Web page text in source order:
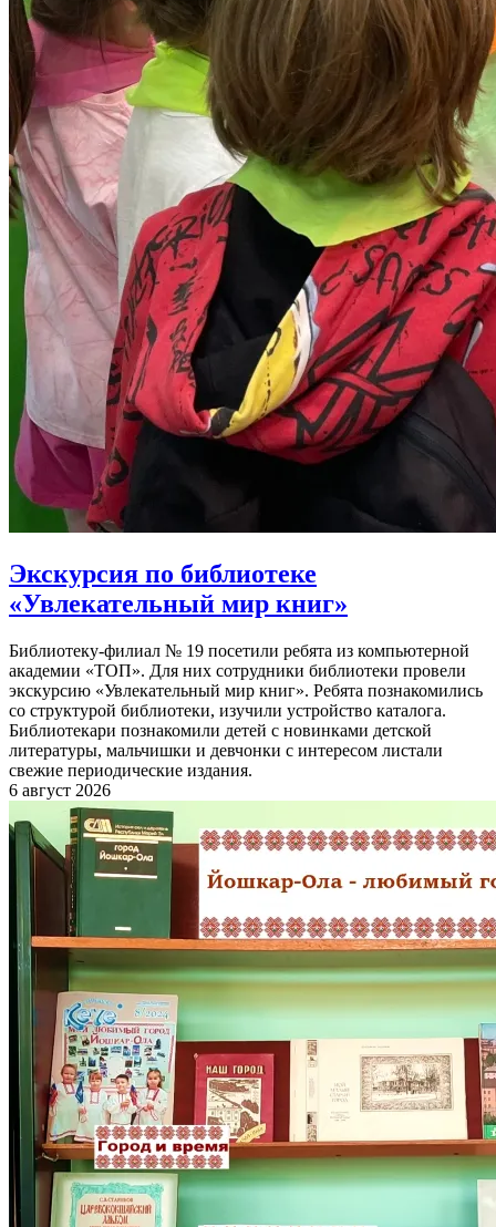
Экскурсия по библиотеке
«Увлекательный мир книг»
Библиотеку-филиал № 19 посетили ребята из компьютерной
академии «ТОП». Для них сотрудники библиотеки провели
экскурсию «Увлекательный мир книг». Ребята познакомились
со структурой библиотеки, изучили устройство каталога.
Библиотекари познакомили детей с новинками детской
литературы, мальчишки и девчонки с интересом листали
свежие периодические издания.
6 август 2026